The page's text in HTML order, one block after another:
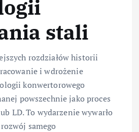
stali
rozdziałów historii
i wdrożenie
konwertorowego
powszechnie jako proces
LD. To wydarzenie wywarło
samego